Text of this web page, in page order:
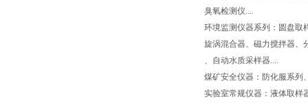
臭氧检测仪....
环境监测仪器系列：圆盘取
旋涡混合器、磁力搅拌器、
、自动水质采样器....
煤矿安全仪器：防化服系列
实验室常规仪器：液体取样